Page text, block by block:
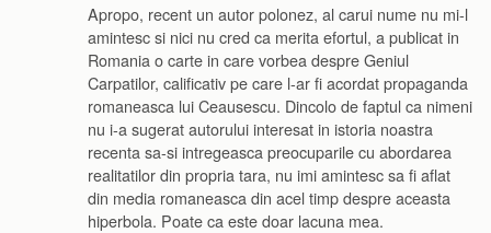
Apropo, recent un autor polonez, al carui nume nu mi-l
amintesc si nici nu cred ca merita efortul, a publicat in
Romania o carte in care vorbea despre Geniul
Carpatilor, calificativ pe care l-ar fi acordat propaganda
romaneasca lui Ceausescu. Dincolo de faptul ca nimeni
nu i-a sugerat autorului interesat in istoria noastra
recenta sa-si intregeasca preocuparile cu abordarea
realitatilor din propria tara, nu imi amintesc sa fi aflat
din media romaneasca din acel timp despre aceasta
hiperbola. Poate ca este doar lacuna mea.